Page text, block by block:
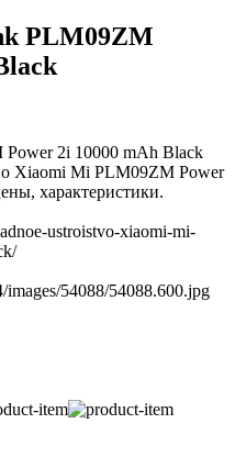
PLM09ZM
2i 10000 mAh Black
Xiaomi Mi PLM09ZM Power
характеристики.
ustroistvo-xiaomi-mi-
images/54088/54088.600.jpg